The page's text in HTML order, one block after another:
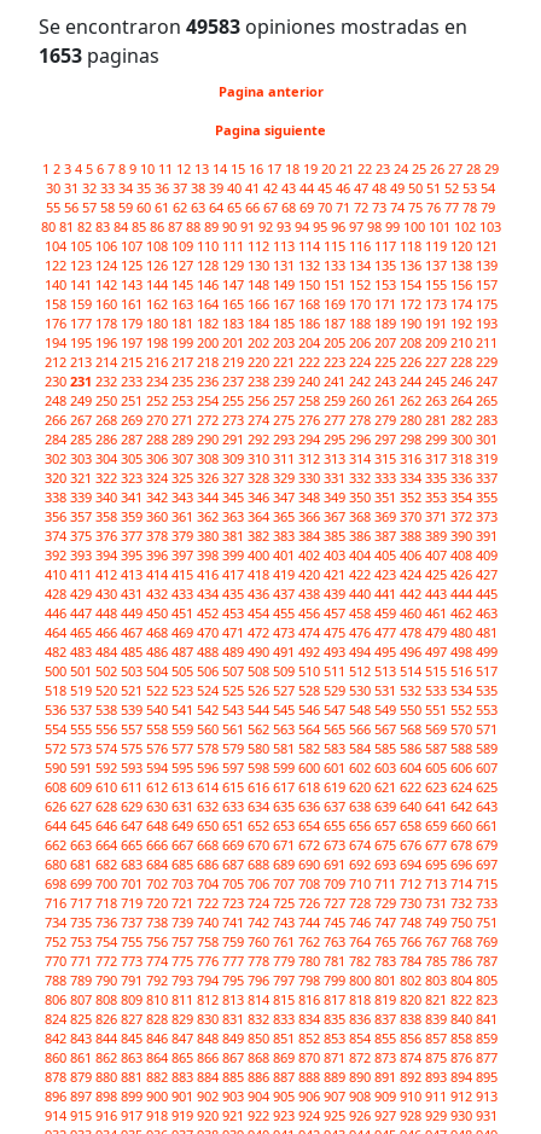
Se encontraron 49583 opiniones mostradas en
1653 paginas
Pagina anterior
Pagina siguiente
1 2 3 4 5 6 7 8 9 10 11 12 13 14 15 16 17 18 19 20 21 22 23 24 25 26 27 28 29
30 31 32 33 34 35 36 37 38 39 40 41 42 43 44 45 46 47 48 49 50 51 52 53 54
55 56 57 58 59 60 61 62 63 64 65 66 67 68 69 70 71 72 73 74 75 76 77 78 79
80 81 82 83 84 85 86 87 88 89 90 91 92 93 94 95 96 97 98 99 100 101 102 103
104 105 106 107 108 109 110 111 112 113 114 115 116 117 118 119 120 121
122 123 124 125 126 127 128 129 130 131 132 133 134 135 136 137 138 139
140 141 142 143 144 145 146 147 148 149 150 151 152 153 154 155 156 157
158 159 160 161 162 163 164 165 166 167 168 169 170 171 172 173 174 175
176 177 178 179 180 181 182 183 184 185 186 187 188 189 190 191 192 193
194 195 196 197 198 199 200 201 202 203 204 205 206 207 208 209 210 211
212 213 214 215 216 217 218 219 220 221 222 223 224 225 226 227 228 229
230 231 232 233 234 235 236 237 238 239 240 241 242 243 244 245 246 247
248 249 250 251 252 253 254 255 256 257 258 259 260 261 262 263 264 265
266 267 268 269 270 271 272 273 274 275 276 277 278 279 280 281 282 283
284 285 286 287 288 289 290 291 292 293 294 295 296 297 298 299 300 301
302 303 304 305 306 307 308 309 310 311 312 313 314 315 316 317 318 319
320 321 322 323 324 325 326 327 328 329 330 331 332 333 334 335 336 337
338 339 340 341 342 343 344 345 346 347 348 349 350 351 352 353 354 355
356 357 358 359 360 361 362 363 364 365 366 367 368 369 370 371 372 373
374 375 376 377 378 379 380 381 382 383 384 385 386 387 388 389 390 391
392 393 394 395 396 397 398 399 400 401 402 403 404 405 406 407 408 409
410 411 412 413 414 415 416 417 418 419 420 421 422 423 424 425 426 427
428 429 430 431 432 433 434 435 436 437 438 439 440 441 442 443 444 445
446 447 448 449 450 451 452 453 454 455 456 457 458 459 460 461 462 463
464 465 466 467 468 469 470 471 472 473 474 475 476 477 478 479 480 481
482 483 484 485 486 487 488 489 490 491 492 493 494 495 496 497 498 499
500 501 502 503 504 505 506 507 508 509 510 511 512 513 514 515 516 517
518 519 520 521 522 523 524 525 526 527 528 529 530 531 532 533 534 535
536 537 538 539 540 541 542 543 544 545 546 547 548 549 550 551 552 553
554 555 556 557 558 559 560 561 562 563 564 565 566 567 568 569 570 571
572 573 574 575 576 577 578 579 580 581 582 583 584 585 586 587 588 589
590 591 592 593 594 595 596 597 598 599 600 601 602 603 604 605 606 607
608 609 610 611 612 613 614 615 616 617 618 619 620 621 622 623 624 625
626 627 628 629 630 631 632 633 634 635 636 637 638 639 640 641 642 643
644 645 646 647 648 649 650 651 652 653 654 655 656 657 658 659 660 661
662 663 664 665 666 667 668 669 670 671 672 673 674 675 676 677 678 679
680 681 682 683 684 685 686 687 688 689 690 691 692 693 694 695 696 697
698 699 700 701 702 703 704 705 706 707 708 709 710 711 712 713 714 715
716 717 718 719 720 721 722 723 724 725 726 727 728 729 730 731 732 733
734 735 736 737 738 739 740 741 742 743 744 745 746 747 748 749 750 751
752 753 754 755 756 757 758 759 760 761 762 763 764 765 766 767 768 769
770 771 772 773 774 775 776 777 778 779 780 781 782 783 784 785 786 787
788 789 790 791 792 793 794 795 796 797 798 799 800 801 802 803 804 805
806 807 808 809 810 811 812 813 814 815 816 817 818 819 820 821 822 823
824 825 826 827 828 829 830 831 832 833 834 835 836 837 838 839 840 841
842 843 844 845 846 847 848 849 850 851 852 853 854 855 856 857 858 859
860 861 862 863 864 865 866 867 868 869 870 871 872 873 874 875 876 877
878 879 880 881 882 883 884 885 886 887 888 889 890 891 892 893 894 895
896 897 898 899 900 901 902 903 904 905 906 907 908 909 910 911 912 913
914 915 916 917 918 919 920 921 922 923 924 925 926 927 928 929 930 931